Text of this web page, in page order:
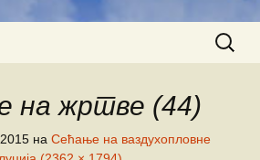
на жртве (44)
на Сећање на ваздухопловне